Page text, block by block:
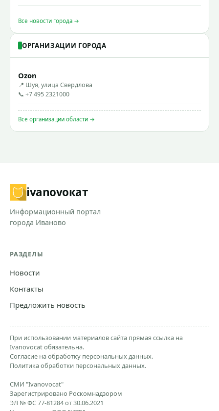
Все новости города →
ОРГАНИЗАЦИИ ГОРОДА
Ozon
📍 Шуя, улица Свердлова
📞 +7 495 2321000
Все организации области →
ivanovoкат
Информационный портал
города Иваново
РАЗДЕЛЫ
Новости
Контакты
Предложить новость
При использовании материалов сайта прямая ссылка на
Ivanovocat обязательна.
Согласие на обработку персональных данных.
Политика обработки персональных данных.
СМИ "Ivanovocat"
Зарегистрировано Роскомнадзором
ЭЛ № ФС 77-81284 от 30.06.2021